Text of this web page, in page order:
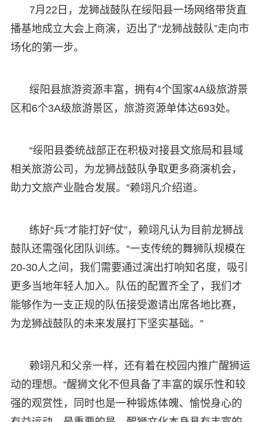
7月22日，龙狮战鼓队在绥阳县一场网络带货直
播基地成立大会上商演，迈出了“龙狮战鼓队”走向市
场化的第一步。
绥阳县旅游资源丰富，拥有4个国家4A级旅游景
区和6个3A级旅游景区，旅游资源单体达693处。
“绥阳县委统战部正在积极对接县文旅局和县域
相关旅游公司，为龙狮战鼓队争取更多商演机会，
助力文旅产业融合发展。”赖翊凡介绍道。
练好“兵”才能打好“仗”，赖翊凡认为目前龙狮战
鼓队还需强化团队训练。“一支传统的舞狮队规模在
20-30人之间，我们需要通过演出打响知名度，吸引
更多当地年轻人加入。队伍的配置齐全了，我们才
能够作为一支正规的队伍接受邀请出席各地比赛，
为龙狮战鼓队的未来发展打下坚实基础。”
赖翊凡和父亲一样，还有着在校园内推广醒狮运
动的理想。“醒狮文化不但具备了丰富的娱乐性和较
强的观赏性，同时也是一种锻炼体魄、愉悦身心的